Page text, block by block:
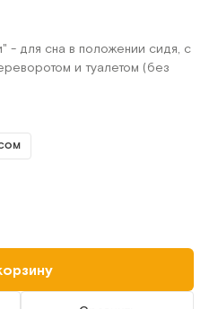
- для сна в положении сидя, с
и туалетом (без